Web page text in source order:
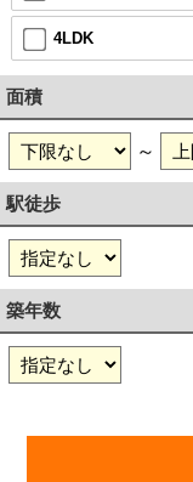
4LDK
面積
～
駅徒歩
築年数